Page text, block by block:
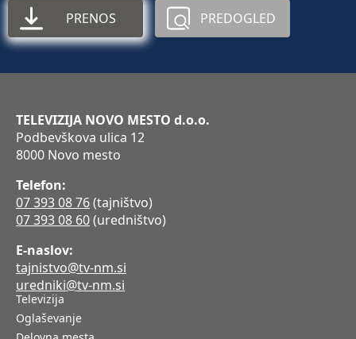
PRENOS PREDOGLED
TELEVIZIJA NOVO MESTO d.o.o.
Podbevškova ulica 12
8000 Novo mesto
Telefon:
07 393 08 76(tajništvo)
07 393 08 60(uredništvo)
E-naslov:
tajnistvo@tv-nm.si
uredniki@tv-nm.si
Televizija
Oglaševanje